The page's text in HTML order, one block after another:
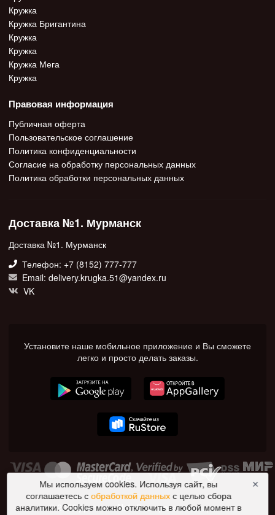
Кружка
Кружка Бригантина
Кружка
Кружка
Кружка Мега
Кружка
Правовая информация
Публичная оферта
Пользовательское соглашение
Политика конфиденциальности
Согласие на обработку персональных данных
Политика обработки персональных данных
Доставка №1. Мурманск
Доставка №1. Мурманск
Телефон: +7 (8152) 777-777
Email: delivery.krugka.51@yandex.ru
VK
Установите наше мобильное приложение и Вы сможете
легко и просто делать заказы.
© 2026 Доставка №1. Все права защищены.
Мы используем cookies. Используя сайт, вы
соглашаетесь собработкой данныхс целью сбора
аналитики. Cookies можно отключить в любой момент в
✕